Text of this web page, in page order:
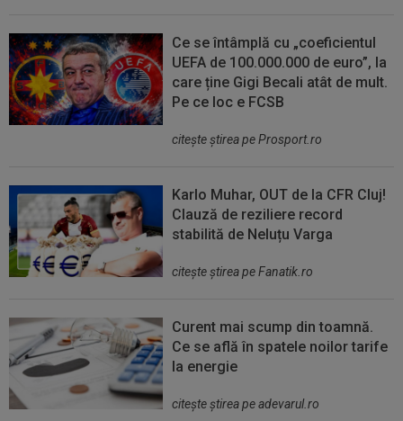
Ce se întâmplă cu „coeficientul
UEFA de 100.000.000 de euro”, la
care ține Gigi Becali atât de mult.
Pe ce loc e FCSB
citeşte ştirea pe Prosport.ro
Karlo Muhar, OUT de la CFR Cluj!
Clauză de reziliere record
stabilită de Neluțu Varga
citeşte ştirea pe Fanatik.ro
Curent mai scump din toamnă.
Ce se află în spatele noilor tarife
la energie
citeşte ştirea pe adevarul.ro